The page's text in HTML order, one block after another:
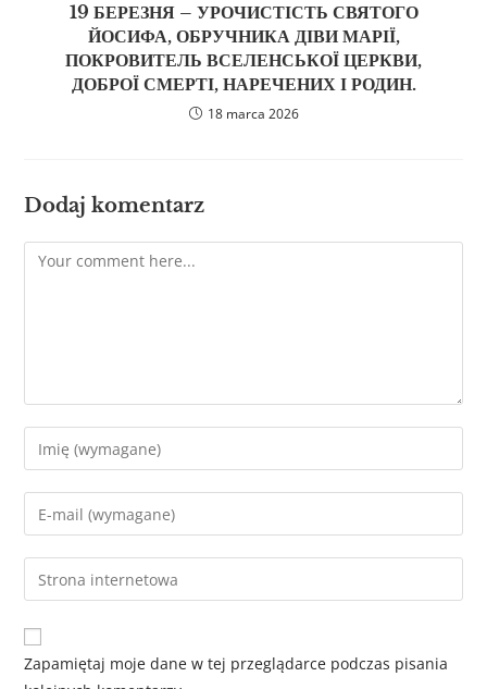
19 БЕРЕЗНЯ – УРОЧИСТІСТЬ СВЯТОГО
ЙОСИФА, ОБРУЧНИКА ДІВИ МАРІЇ,
ПОКРОВИТЕЛЬ ВСЕЛЕНСЬКОЇ ЦЕРКВИ,
ДОБРОЇ СМЕРТІ, НАРЕЧЕНИХ І РОДИН.
18 marca 2026
Dodaj komentarz
Zapamiętaj moje dane w tej przeglądarce podczas pisania